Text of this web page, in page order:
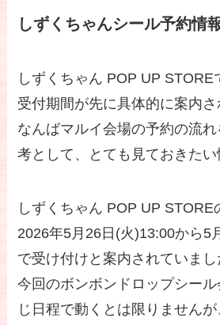
しずくちゃんシール予約情
しずくちゃん POP UP
受付期間が先に具体的に案内さ
なんばマルイ会場の予約の流
考として、とても見ておきたい
しずくちゃん POP UP STORE
2026年5月26日(火)13:00から5
で受け付けと案内されていまし
今回のボンボンドロップシー
じ日程で動くとは限りませんが